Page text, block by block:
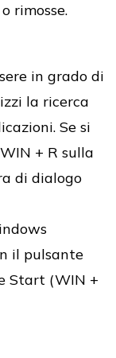
rimosse.
in grado di
la ricerca
Se si
+ R sulla
di dialogo
il pulsante
Start (WIN +